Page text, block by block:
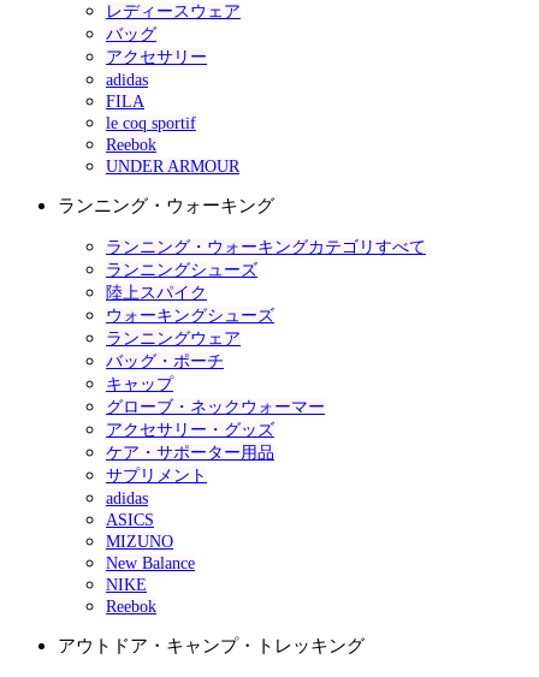
レディースウェア
バッグ
アクセサリー
adidas
FILA
le coq sportif
Reebok
UNDER ARMOUR
ランニング・ウォーキング
ランニング・ウォーキングカテゴリすべて
ランニングシューズ
陸上スパイク
ウォーキングシューズ
ランニングウェア
バッグ・ポーチ
キャップ
グローブ・ネックウォーマー
アクセサリー・グッズ
ケア・サポーター用品
サプリメント
adidas
ASICS
MIZUNO
New Balance
NIKE
Reebok
アウトドア・キャンプ・トレッキング